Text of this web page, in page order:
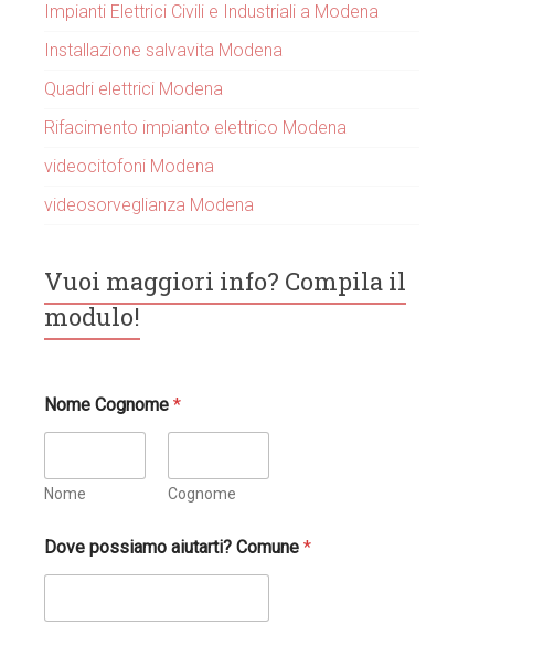
Impianti Elettrici Civili e Industriali a Modena
Installazione salvavita Modena
Quadri elettrici Modena
Rifacimento impianto elettrico Modena
videocitofoni Modena
videosorveglianza Modena
Vuoi maggiori info? Compila il
modulo!
Nome Cognome*
Nome Cognome
p
e
i
Dove possiamo aiutarti? Comune*